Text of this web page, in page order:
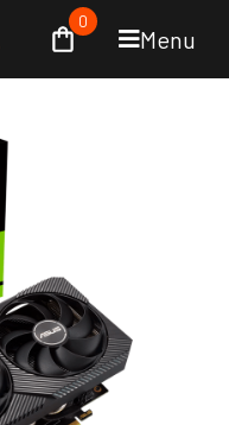
Menu
0